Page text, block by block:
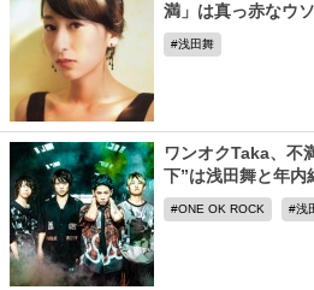
満」は真っ赤なウ
浅田舞
ワンオクTaka、不
下”は浅田舞と年内
ONE OK ROCK 浅